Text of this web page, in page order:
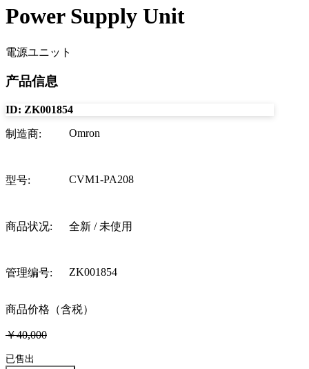
Power Supply Unit
電源ユニット
产品信息
ID: ZK001854
制造商: Omron
型号: CVM1-PA208
商品状况: 全新 / 未使用
管理编号: ZK001854
商品价格（含税）
￥40,000
已售出